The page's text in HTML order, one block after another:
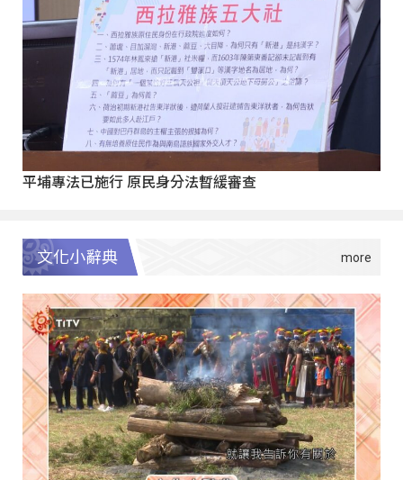
平埔專法已施行 原民身分法暫緩審查
文化小辭典